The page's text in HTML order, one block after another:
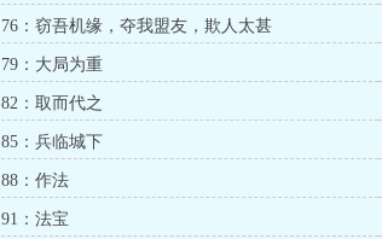
76：窃吾机缘，夺我盟友，欺人太甚
79：大局为重
82：取而代之
85：兵临城下
88：作法
91：法宝